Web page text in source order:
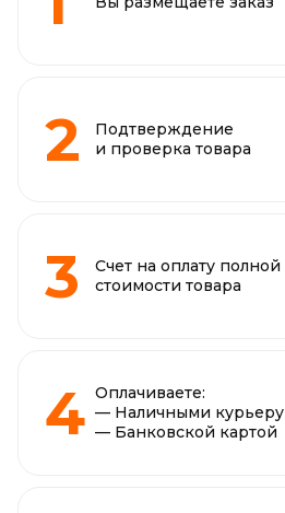
Подтверждение
и проверка товара
Счет на оплату полной
стоимости товара
Оплачиваете:
— Наличными курьеру
— Банковской картой